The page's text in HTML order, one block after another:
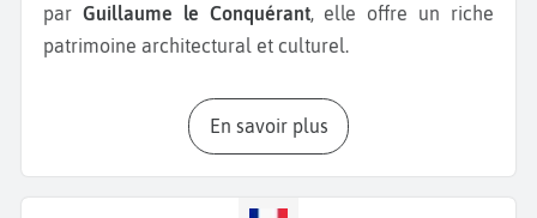
par Guillaume le Conquérant, elle offre un riche
patrimoine architectural et culturel.
week-end à Caen, commencez par une
Château de Caen, également connu sous le
Château Ducal, construit vers 1060 par
Guillaume le Conquérant. Ce vaste ensemble fortifié,
En savoir plus